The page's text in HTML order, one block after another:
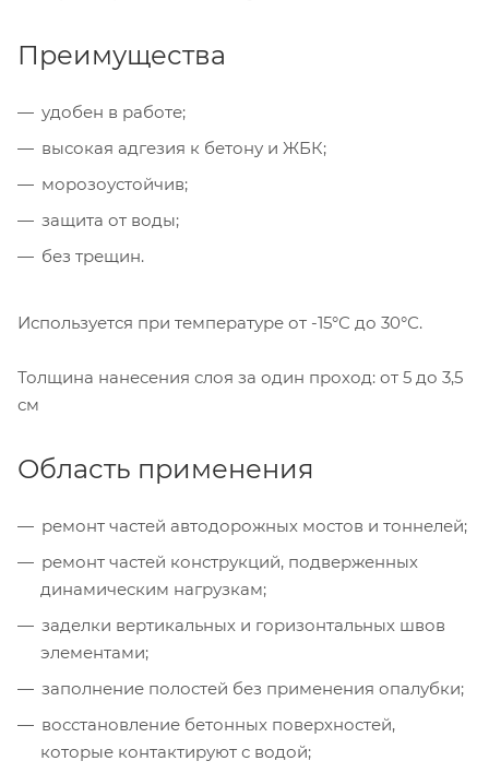
Преимущества
удобен в работе;
высокая адгезия к бетону и ЖБК;
морозоустойчив;
защита от воды;
без трещин.
Используется при температуре от -15°С до 30°С.
Толщина нанесения слоя за один проход: от 5 до 3,5
см
Область применения
ремонт частей автодорожных мостов и тоннелей;
ремонт частей конструкций, подверженных
динамическим нагрузкам;
заделки вертикальных и горизонтальных швов
элементами;
заполнение полостей без применения опалубки;
восстановление бетонных поверхностей,
которые контактируют с водой;